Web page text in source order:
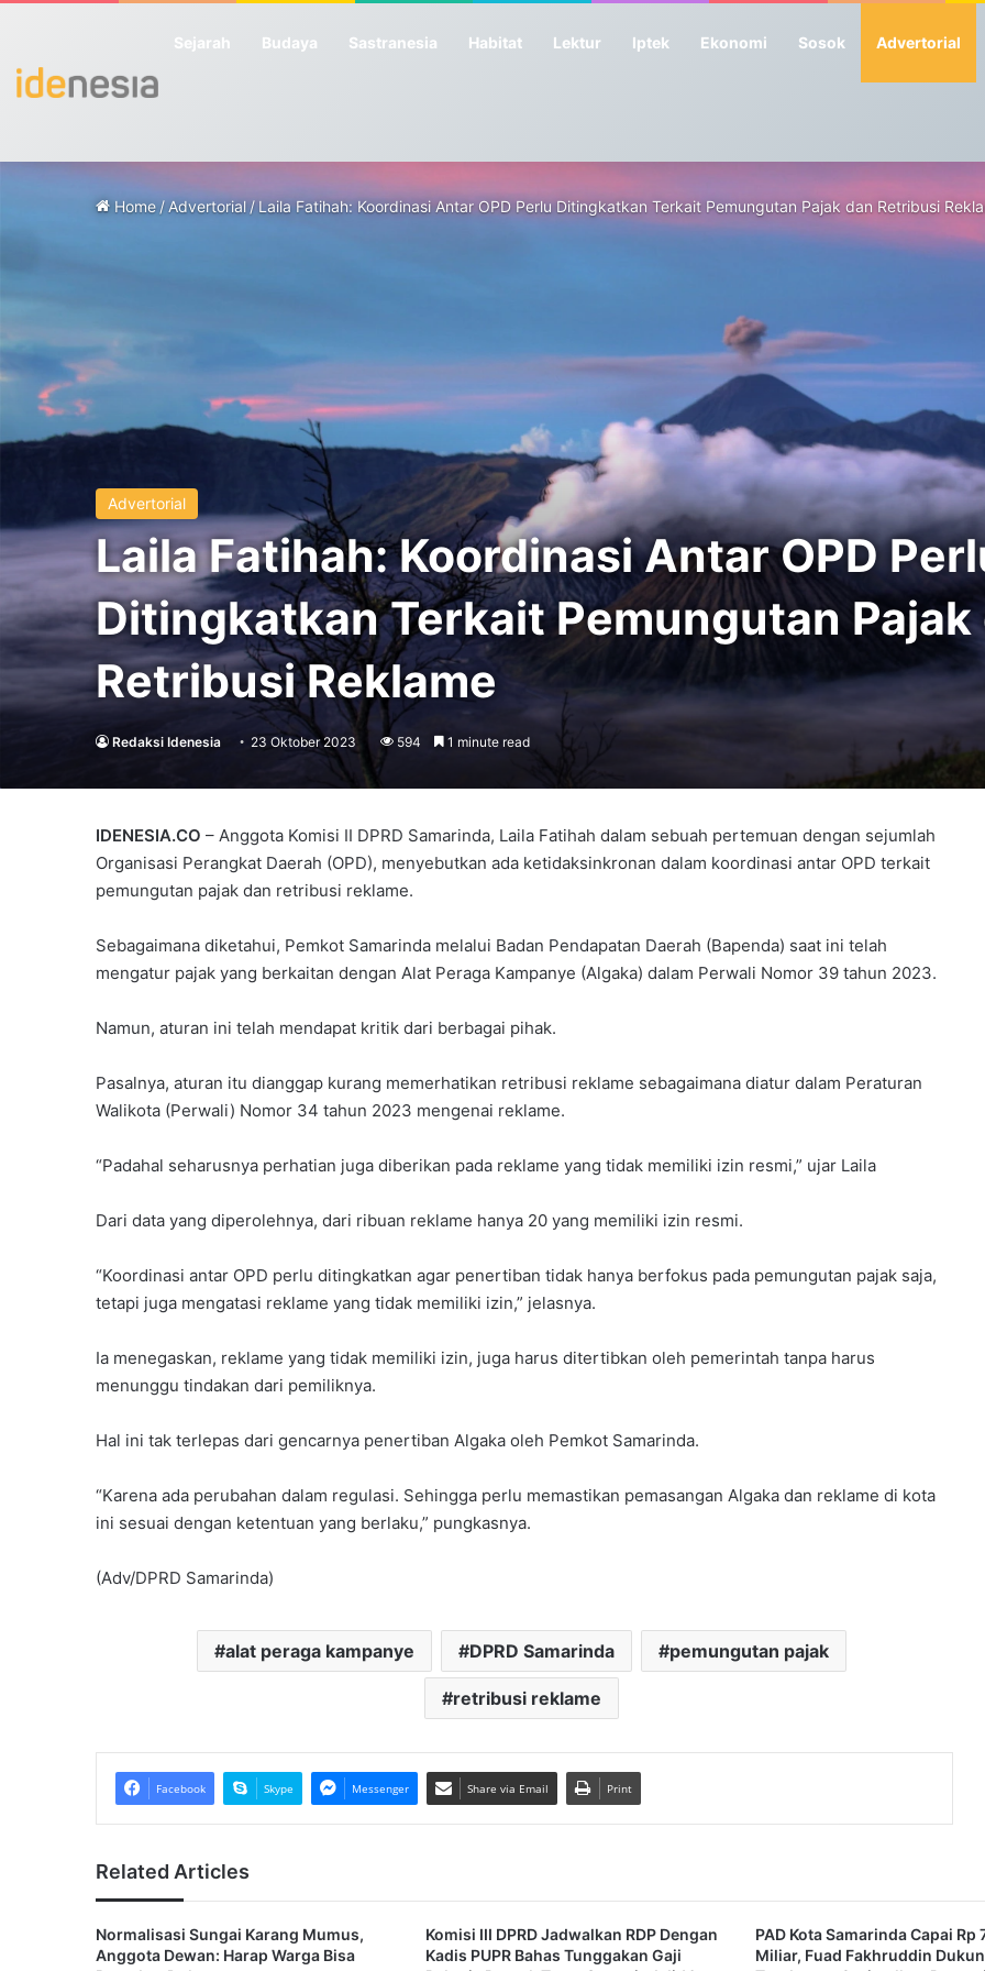
Sejarah Budaya Sastranesia Habitat Lektur Iptek Ekonomi Sosok Advertorial
Home / Advertorial /Laila Fatihah: Koordinasi Antar OPD Perlu Ditingkatkan Terkait Pemungutan Pajak dan Retribusi
Advertorial
Laila Fatihah: Koordinasi Antar OPD
Ditingkatkan Terkait Pemungutan Pajak
Retribusi Reklame
Redaksi Idenesia 23 Oktober 2023 594 1 minute read
IDENESIA.CO – Anggota Komisi II DPRD Samarinda, Laila Fatihah dalam sebuah pertemuan dengan sejumlah
Organisasi Perangkat Daerah (OPD), menyebutkan ada ketidaksinkronan dalam koordinasi antar OPD terkait
pemungutan pajak dan retribusi reklame.
Sebagaimana diketahui, Pemkot Samarinda melalui Badan Pendapatan Daerah (Bapenda) saat ini telah
mengatur pajak yang berkaitan dengan Alat Peraga Kampanye (Algaka) dalam Perwali Nomor 39 tahun 2023.
Namun, aturan ini telah mendapat kritik dari berbagai pihak.
Pasalnya, aturan itu dianggap kurang memerhatikan retribusi reklame sebagaimana diatur dalam Peraturan
Walikota (Perwali) Nomor 34 tahun 2023 mengenai reklame.
“Padahal seharusnya perhatian juga diberikan pada reklame yang tidak memiliki izin resmi,” ujar Laila
Dari data yang diperolehnya, dari ribuan reklame hanya 20 yang memiliki izin resmi.
“Koordinasi antar OPD perlu ditingkatkan agar penertiban tidak hanya berfokus pada pemungutan pajak saja,
tetapi juga mengatasi reklame yang tidak memiliki izin,” jelasnya.
Ia menegaskan, reklame yang tidak memiliki izin, juga harus ditertibkan oleh pemerintah tanpa harus
menunggu tindakan dari pemiliknya.
Hal ini tak terlepas dari gencarnya penertiban Algaka oleh Pemkot Samarinda.
“Karena ada perubahan dalam regulasi. Sehingga perlu memastikan pemasangan Algaka dan reklame di kota
ini sesuai dengan ketentuan yang berlaku,” pungkasnya.
(Adv/DPRD Samarinda)
alat peraga kampanye DPRD Samarinda pemungutan pajak
retribusi reklame
Facebook Skype Messenger Share via Email Print
Related Articles
Normalisasi Sungai Karang Mumus,
Anggota Dewan: Harap Warga Bisa
Komisi III DPRD Jadwalkan RDP Dengan
Kadis PUPR Bahas Tunggakan Gaji
PAD Kota Samarinda Capai Rp
Miliar, Fuad Fakhruddin